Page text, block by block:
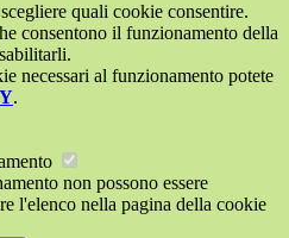
quali cookie consentire.
consentono il funzionamento della
necessari al funzionamento potete
.
non possono essere
l'elenco nella pagina della cookie